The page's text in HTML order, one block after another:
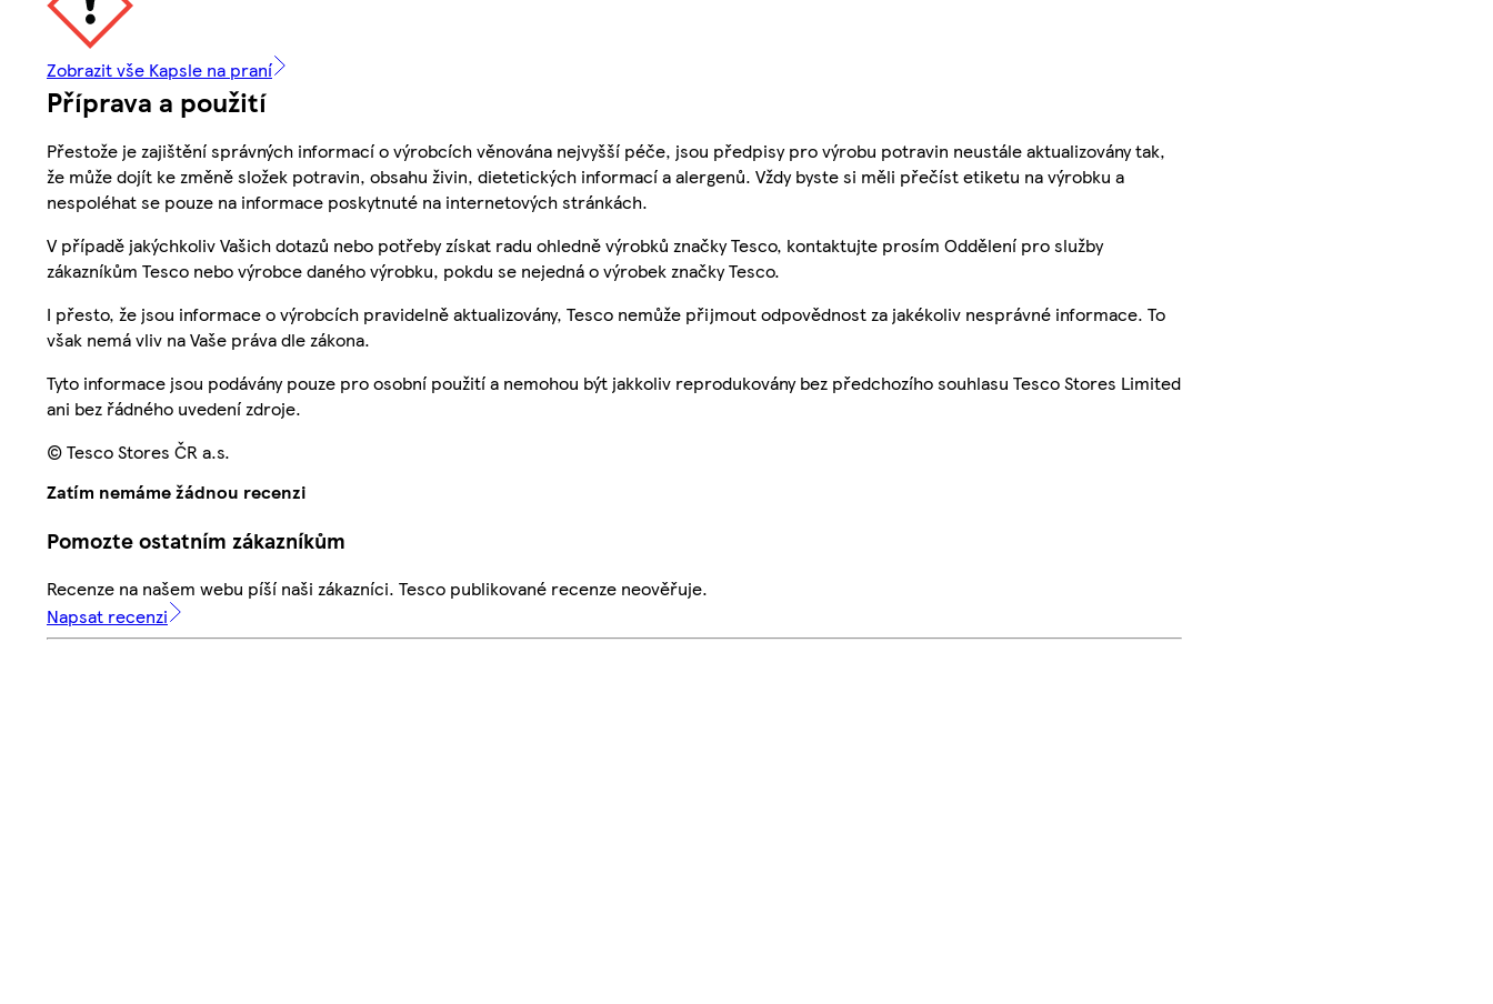
Zobrazit vše Kapsle na praní
Příprava a použití
Přestože je zajištění správných informací o výrobcích věnována nejvyšší péče, jsou předpisy pro výrobu potravin neustále aktualizovány tak,
že může dojít ke změně složek potravin, obsahu živin, dietetických informací a alergenů. Vždy byste si měli přečíst etiketu na výrobku a
nespoléhat se pouze na informace poskytnuté na internetových stránkách.
V případě jakýchkoliv Vašich dotazů nebo potřeby získat radu ohledně výrobků značky Tesco, kontaktujte prosím Oddělení pro služby
zákazníkům Tesco nebo výrobce daného výrobku, pokdu se nejedná o výrobek značky Tesco.
I přesto, že jsou informace o výrobcích pravidelně aktualizovány, Tesco nemůže přijmout odpovědnost za jakékoliv nesprávné informace. To
však nemá vliv na Vaše práva dle zákona.
Tyto informace jsou podávány pouze pro osobní použití a nemohou být jakkoliv reprodukovány bez předchozího souhlasu Tesco Stores Limited
ani bez řádného uvedení zdroje.
© Tesco Stores ČR a.s.
Zatím nemáme žádnou recenzi
Pomozte ostatním zákazníkům
Recenze na našem webu píší naši zákazníci. Tesco publikované recenze neověřuje.
Napsat recenzi